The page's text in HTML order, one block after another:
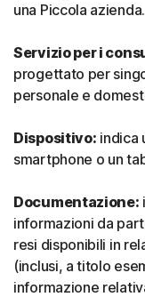
una Piccola azienda.
Servizio per i
progettato per
personale e
Dispositivo: indica
smartphone o un
Documentazione:
informazioni da
resi disponibili in
(inclusi, a titolo
informazione